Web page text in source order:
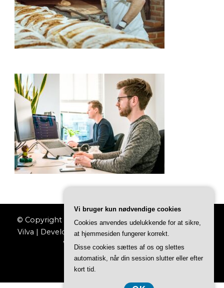
© Copyright 2026Jobkataloget. All Rights Reserved.
Vilva | Developed ByBlossom Themes. Powered by
WordPress.Privatlivspolitik
Vi bruger kun nødvendige cookies
Cookies anvendes udelukkende for at sikre,
at hjemmesiden fungerer korrekt.
Disse cookies sættes af os og slettes
automatisk, når din session slutter eller efter
kort tid.